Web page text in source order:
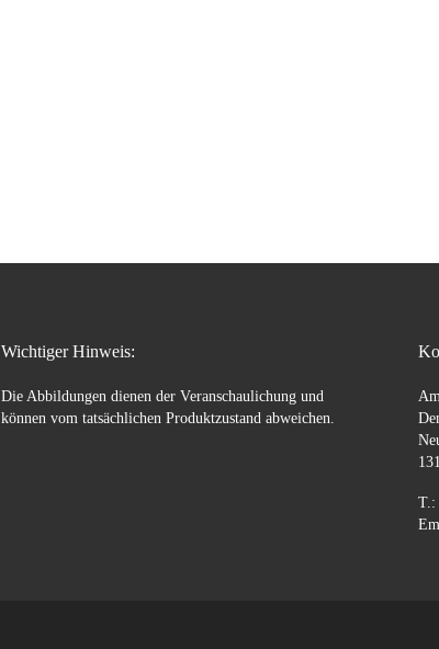
Wichtiger Hinweis:
Die Abbildungen dienen der Veranschaulichung und
können vom tatsächlichen Produktzustand abweichen.
T.: